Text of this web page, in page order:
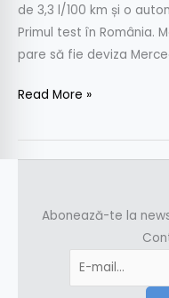
de 3,3 l/100 km și o
Primul test în România.
pare să fie deviza
Read More »
Abonează-te la